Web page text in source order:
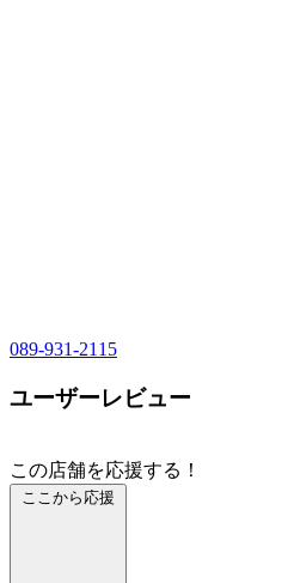
089-931-2115
ユーザーレビュー
この店舗を応援する！
ここから応援